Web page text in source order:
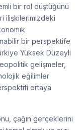
bir rol düştüğünü
ilişkilerimizdeki
bir perspektife
Yüksek Düzeyli
gelişmeler,
eğilimler
ortaya
çağın gerçeklerini